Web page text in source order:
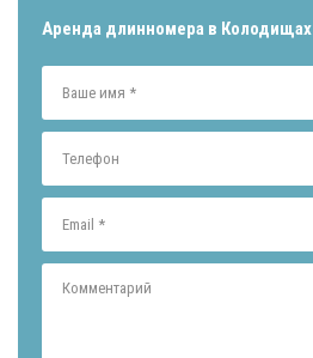
Аренда длинномера в Колодищах